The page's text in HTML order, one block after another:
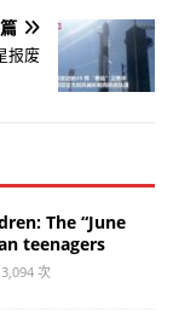
报废
The “June
teenagers
次